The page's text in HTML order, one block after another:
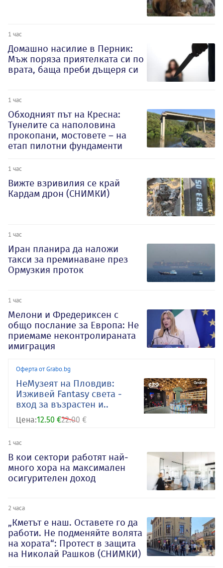
1 час
Домашно насилие в Перник:
Мъж поряза приятелката си по
врата, баща преби дъщеря си
1 час
Обходният път на Кресна:
Тунелите са наполовина
прокопани, мостовете – на
етап пилотни фундаменти
1 час
Вижте взривилия се край
Кардам дрон (СНИМКИ)
1 час
Иран планира да наложи
такси за преминаване през
Ормузкия проток
1 час
Мелони и Фредериксен с
общо послание за Европа: Не
приемаме неконтролираната
имиграция
Оферта от Grabo.bg
НеМузеят на Пловдив:
Изживей Fantasy света -
вход за възрастен и..
Цена:12.50 €22.00 €
1 час
В кои сектори работят най-
много хора на максимален
осигурителен доход
2 часа
„Кметът е наш. Оставете го да
работи. Не подменяйте волята
на хората“: Протест в защита
на Николай Рашков (СНИМКИ)